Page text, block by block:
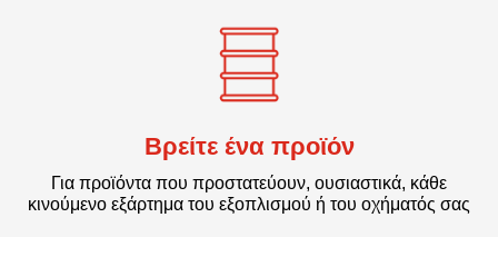
Βρείτε ένα προϊόν
Για προϊόντα που προστατεύουν, ουσιαστικά, κάθε